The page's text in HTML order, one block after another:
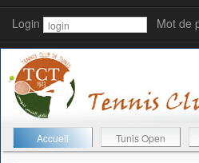
Login Mot de
Accueil Tunis Open